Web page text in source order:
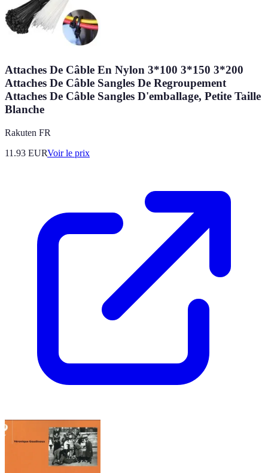
Attaches De Câble En Nylon 3*100 3*150 3*200
Attaches De Câble Sangles De Regroupement
Attaches De Câble Sangles D'emballage, Petite Taille
Blanche
Rakuten FR
11.93 EURVoir le prix